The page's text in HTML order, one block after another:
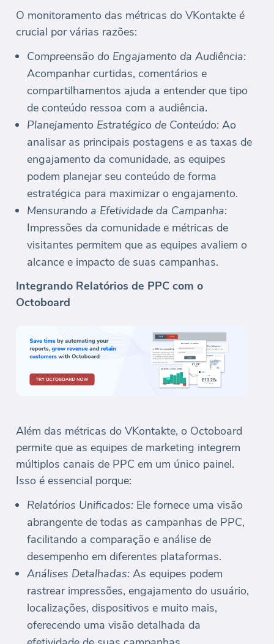
O monitoramento das métricas do VKontakte é
crucial por várias razões:
Compreensão do Engajamento da Audiência:
Acompanhar curtidas, comentários e
compartilhamentos ajuda a entender que tipo
de conteúdo ressoa com a audiência.
Planejamento Estratégico de Conteúdo: Ao
analisar as principais postagens e as taxas de
engajamento da comunidade, as equipes
podem planejar seu conteúdo de forma
estratégica para maximizar o engajamento.
Mensurando a Efetividade da Campanha:
Impressões da comunidade e métricas de
visitantes permitem que as equipes avaliem o
alcance e impacto de suas campanhas.
Integrando Relatórios de PPC com o
Octoboard
Além das métricas do VKontakte, o Octoboard
permite que as equipes de marketing integrem
múltiplos canais de PPC em um único painel.
Isso é essencial porque:
Relatórios Unificados: Ele fornece uma visão
abrangente de todas as campanhas de PPC,
facilitando a comparação e análise de
desempenho em diferentes plataformas.
Análises Detalhadas: As equipes podem
rastrear impressões, engajamento do usuário,
localizações, dispositivos e muito mais,
oferecendo uma visão detalhada da